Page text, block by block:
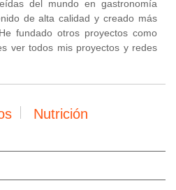
del mundo en gastronomía
de alta calidad y creado más
He fundado otros proyectos como
ver todos mis proyectos y redes
Nutrición